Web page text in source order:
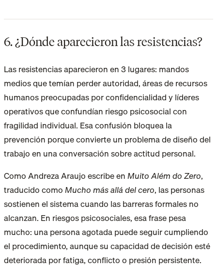
6. ¿Dónde aparecieron las resistencias?
Las resistencias aparecieron en 3 lugares: mandos
medios que temían perder autoridad, áreas de recursos
humanos preocupadas por confidencialidad y líderes
operativos que confundían riesgo psicosocial con
fragilidad individual. Esa confusión bloquea la
prevención porque convierte un problema de diseño del
trabajo en una conversación sobre actitud personal.
Como Andreza Araujo escribe enMuito Além do Zero,
traducido comoMucho más allá del cero, las personas
sostienen el sistema cuando las barreras formales no
alcanzan. En riesgos psicosociales, esa frase pesa
mucho: una persona agotada puede seguir cumpliendo
el procedimiento, aunque su capacidad de decisión esté
deteriorada por fatiga, conflicto o presión persistente.